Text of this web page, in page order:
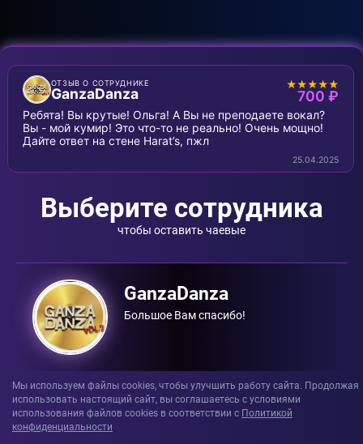
ОТЗЫВ О СОТРУДНИКЕ
GanzaDanza
★★★★★
700 ₽
Ребята! Вы крутые! Ольга! А Вы не преподаете вокал?
Вы - мой кумир! Это что-то не реально! Очень мощно!
Дайте ответ на стене Harat’s, пжл
25.04.2025
Выберите сотрудника
чтобы оставить чаевые
GanzaDanza
Большое Вам спасибо!
Мы используем файлы cookies, чтобы улучшить работу сайта. Продолжая
использовать настоящий сайт, вы соглашаетесь с условиями
использования файлов сookies в соответствии с Политикой
конфиденциальности